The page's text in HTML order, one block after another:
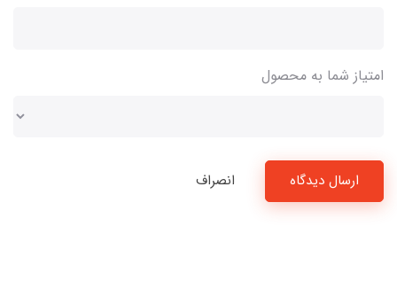
امتیاز شما به محصول
ارسال دیدگاه انصراف